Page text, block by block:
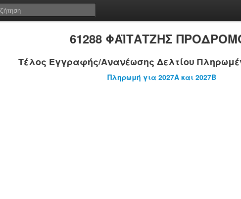
61288 ΦΑΪΤΑΤΖΗΣ
Τέλος Εγγραφής/Ανανέωσης Δελτίου
Πληρωμή για 2027A και 2027B